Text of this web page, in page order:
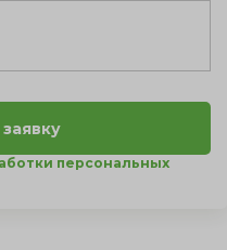
персональных